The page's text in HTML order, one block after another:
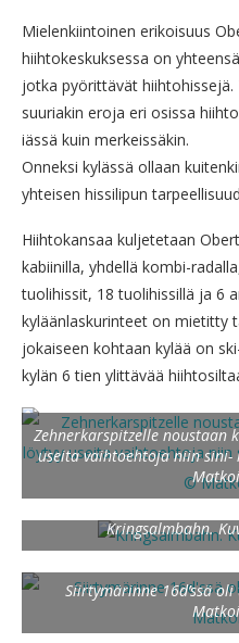
Mielenkiintoinen erikoisuus
hiihtokeskuksessa on
jotka pyörittävät hiihtohissejä.
suuriakin eroja eri osissa
iässä kuin merkeissäkin.
Onneksi kylässä ollaan
yhteisen hissilipun
Hiihtokansaa kuljetetaan
kabiinilla, yhdellä kombi-
tuolihissit, 18 tuolihissillä ja 6
kyläänlaskurinteet on mietitty
jokaiseen kohtaan kylää on
kylän 6 tien ylittävää
Zehnerkarspitzelle noustaan
useita vaihtoehtoja niin sini-
Kringsalmbahn.
Siirtymärinne 16d’ssä